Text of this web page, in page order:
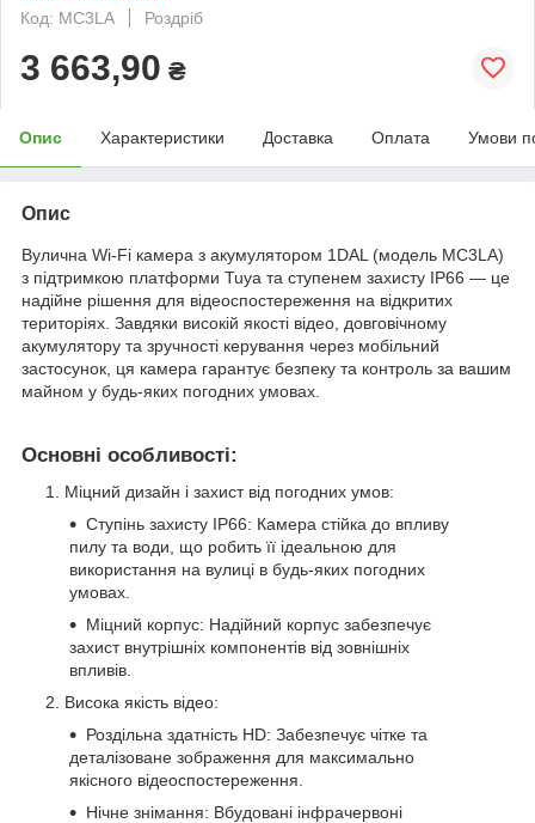
Код: MC3LA
Роздріб
3 663,90 ₴
Опис Характеристики Доставка Оплата Умови
Опис
Вулична Wi-Fi камера з акумулятором 1DAL (модель MC3LA)
з підтримкою платформи Tuya та ступенем захисту IP66 — це
надійне рішення для відеоспостереження на відкритих
територіях. Завдяки високій якості відео, довговічному
акумулятору та зручності керування через мобільний
застосунок, ця камера гарантує безпеку та контроль за вашим
майном у будь-яких погодних умовах.
Основні особливості:
Міцний дизайн і захист від погодних умов:
Ступінь захисту IP66: Камера стійка до впливу
пилу та води, що робить її ідеальною для
використання на вулиці в будь-яких погодних
умовах.
Міцний корпус: Надійний корпус забезпечує
захист внутрішніх компонентів від зовнішніх
впливів.
Висока якість відео:
Роздільна здатність HD: Забезпечує чітке та
деталізоване зображення для максимально
якісного відеоспостереження.
Нічне знімання: Вбудовані інфрачервоні